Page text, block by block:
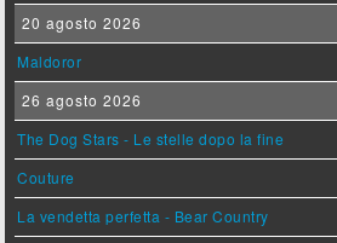
20 agosto 2026
Maldoror
26 agosto 2026
The Dog Stars - Le stelle dopo la fine
Couture
La vendetta perfetta - Bear Country